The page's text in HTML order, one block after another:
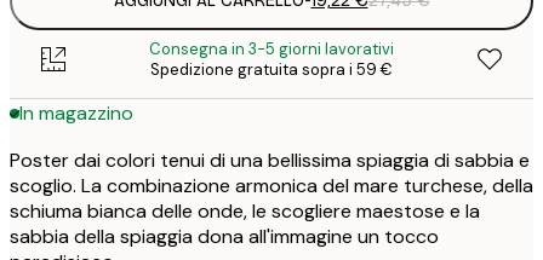
Consegna in 3-5 giorni lavorativi
Spedizione gratuita sopra i 59 €
In magazzino
Poster dai colori tenui di una bellissima spiaggia di sabbia e
scoglio. La combinazione armonica del mare turchese, della
schiuma bianca delle onde, le scogliere maestose e la
sabbia della spiaggia dona all'immagine un tocco